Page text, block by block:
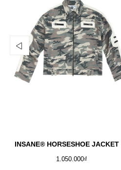
1.050.000₫